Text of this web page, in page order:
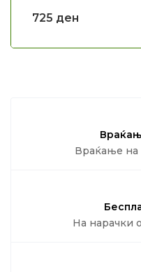
725 ден
Враќање на
На нарачки